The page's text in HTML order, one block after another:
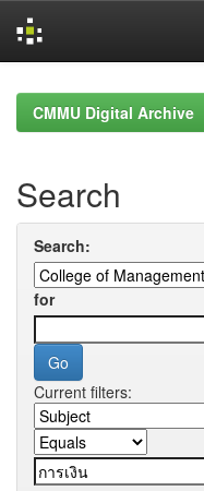
navigationCMMU Digital Archive
Search
Search:
for
Current filters: